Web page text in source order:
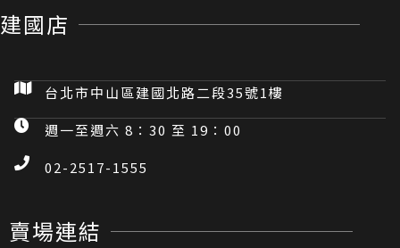
建國店
台北市中山區建國北路二段35號1樓
週一至週六 8：30 至 19：00
02-2517-1555
賣場連結